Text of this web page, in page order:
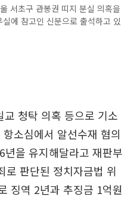
서초구 관봉권 띠지 분실 의혹을
에 참고인 신분으로 출석하고 있
청탁 의혹 등으로 기소
항소심에서 알선수재 혐의
을 유지해달라고 재판부
로 판단된 정치자금법 위
징역 2년과 추징금 1억원